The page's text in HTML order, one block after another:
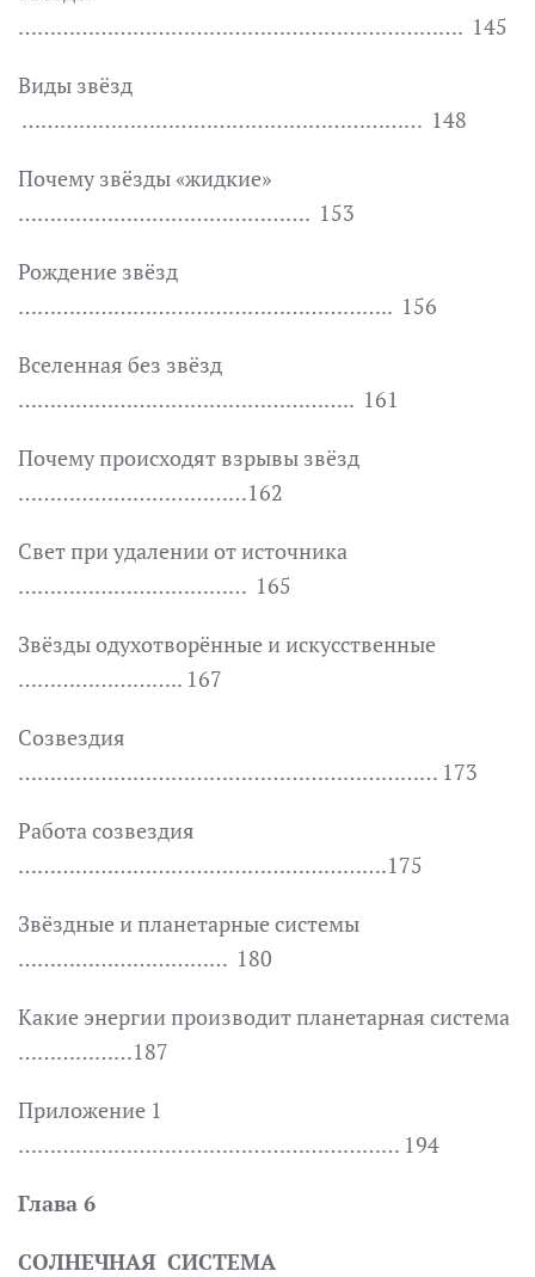
……………………………………………………………. 145
Виды звёзд
……………………………………………………… 148
Почему звёзды «жидкие»
………………………………………. 153
Рождение звёзд
………………………………………………….. 156
Вселенная без звёзд
…………………………………………….. 161
Почему происходят взрывы звёзд
………………………………162
Свет при удалении от источника
……………………………… 165
Звёзды одухотворённые и искусственные
…………………….. 167
Созвездия
………………………………………………………… 173
Работа созвездия
………………………………………………….175
Звёздные и планетарные системы
…………………………… 180
Какие энергии производит планетарная система
………………187
Приложение 1
…………………………………………………… 194
Глава 6
СОЛНЕЧНАЯ СИСТЕМА